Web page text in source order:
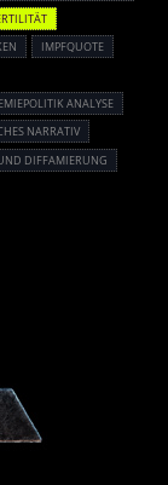
IMPFQUOTE
ANALYSE
NARRATIV
DIFFAMIERUNG